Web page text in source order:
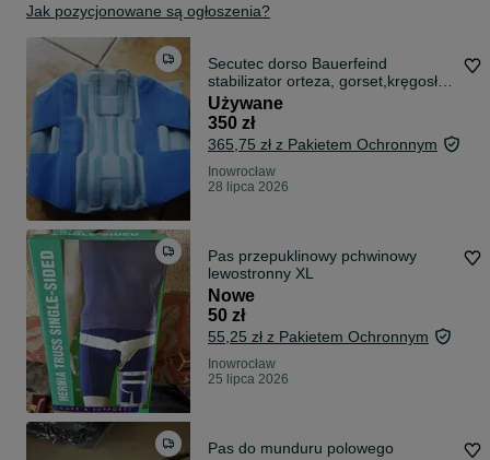
Jak pozycjonowane są ogłoszenia?
Secutec dorso Bauerfeind
stabilizator orteza, gorset,kręgosłup
lędzwi
Używane
350 zł
365,75 zł z Pakietem Ochronnym
Inowrocław
28 lipca 2026
Pas przepuklinowy pchwinowy
lewostronny XL
Nowe
50 zł
55,25 zł z Pakietem Ochronnym
Inowrocław
25 lipca 2026
Pas do munduru polowego